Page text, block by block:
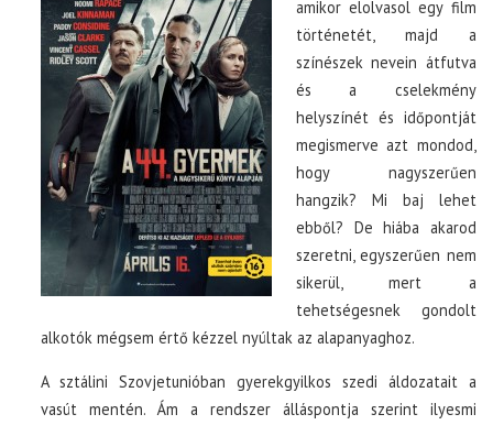
amikor elolvasol egy film
történetét, majd a
színészek nevein átfutva
és a cselekmény
helyszínét és időpontját
megismerve azt mondod,
hogy nagyszerűen
hangzik? Mi baj lehet
ebből? De hiába akarod
szeretni, egyszerűen nem
sikerül, mert a
tehetségesnek gondolt
alkotók mégsem értő kézzel nyúltak az alapanyaghoz.
A sztálini Szovjetunióban gyerekgyilkos szedi áldozatait a
vasút mentén. Ám a rendszer álláspontja szerint ilyesmi